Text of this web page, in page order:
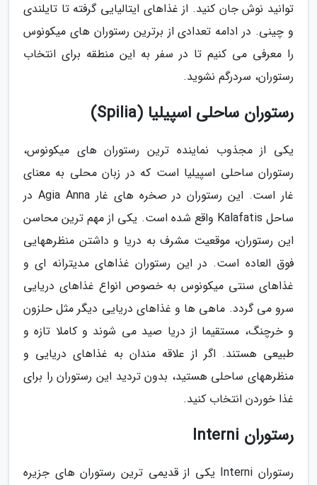
توانید نوش جان کنید. از غذاهای ایتالیایی گرفته تا تایلندی
و چینی. در ادامه تعدادی از برترین رستوران های میکونوس
را معرفی می کنیم تا در سفر به این منطقه برای انتخاب
رستوران، سردرگم نشوید.
رستوران ساحلی اسپیلیا (Spilia)
یکی از مجذوب نماینده ترین رستوران های میکونوس،
رستوران ساحلی اسپیلیا است که در زبان محلی به معنای
غار است. این رستوران در صخره های غار Agia Anna در
ساحل Kalafatis واقع شده است. یکی از مهم ترین محاسن
این رستوران، موقعیت مشرف به دریا و داشتن منظرههایی
فوق العاده است. در این رستوران غذاهای مدیترانه ای و
غذاهای سنتی میکونوس به خصوص انواع غذاهای دریایی
سرو می گردد. ماهی ها و غذاهای دریایی دیگر مثل حلزون
و خرچنگ، مستقیما از دریا صید می شوند و کاملا تازه و
طبیعی هستند. اگر از علاقه مندان به غذاهای دریایی و
منظرههای ساحلی هستید، بدون تردید این رستوران را برای
غذا خوردن انتخاب کنید.
رستوران Interni
رستوران Interni یکی از قدیمی ترین رستوران های جزیره